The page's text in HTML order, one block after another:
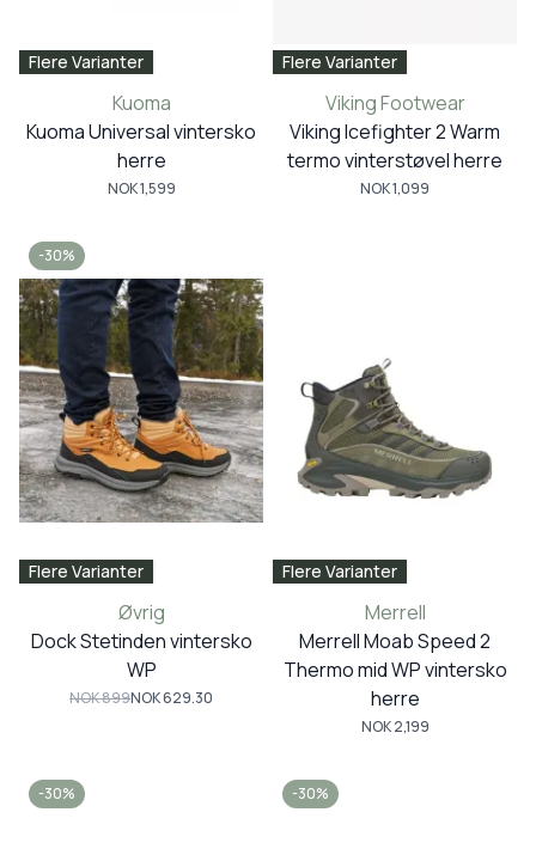
Flere Varianter
Kuoma
Kuoma Universal vintersko
herre
NOK 1,599
Flere Varianter
Viking Footwear
Viking Icefighter 2 Warm
termo vinterstøvel herre
NOK 1,099
-30%
Flere Varianter
Øvrig
Dock Stetinden vintersko
WP
NOK 899NOK 629.30
Flere Varianter
Merrell
Merrell Moab Speed 2
Thermo mid WP vintersko
herre
NOK 2,199
-30% -30%